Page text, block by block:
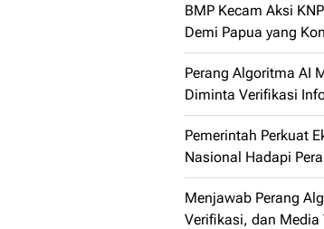
BMP Kecam Aksi
Demi Papua yang
Perang Algoritma AI
Diminta Verifikasi
Pemerintah Perkuat
Nasional Hadapi
Menjawab Perang
Verifikasi, dan Media